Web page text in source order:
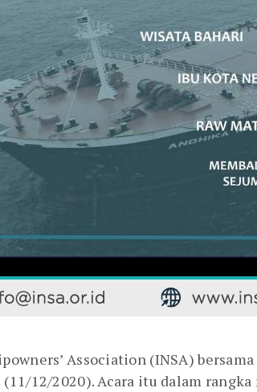
Association (INSA)
12/2020). Acara itu dalam